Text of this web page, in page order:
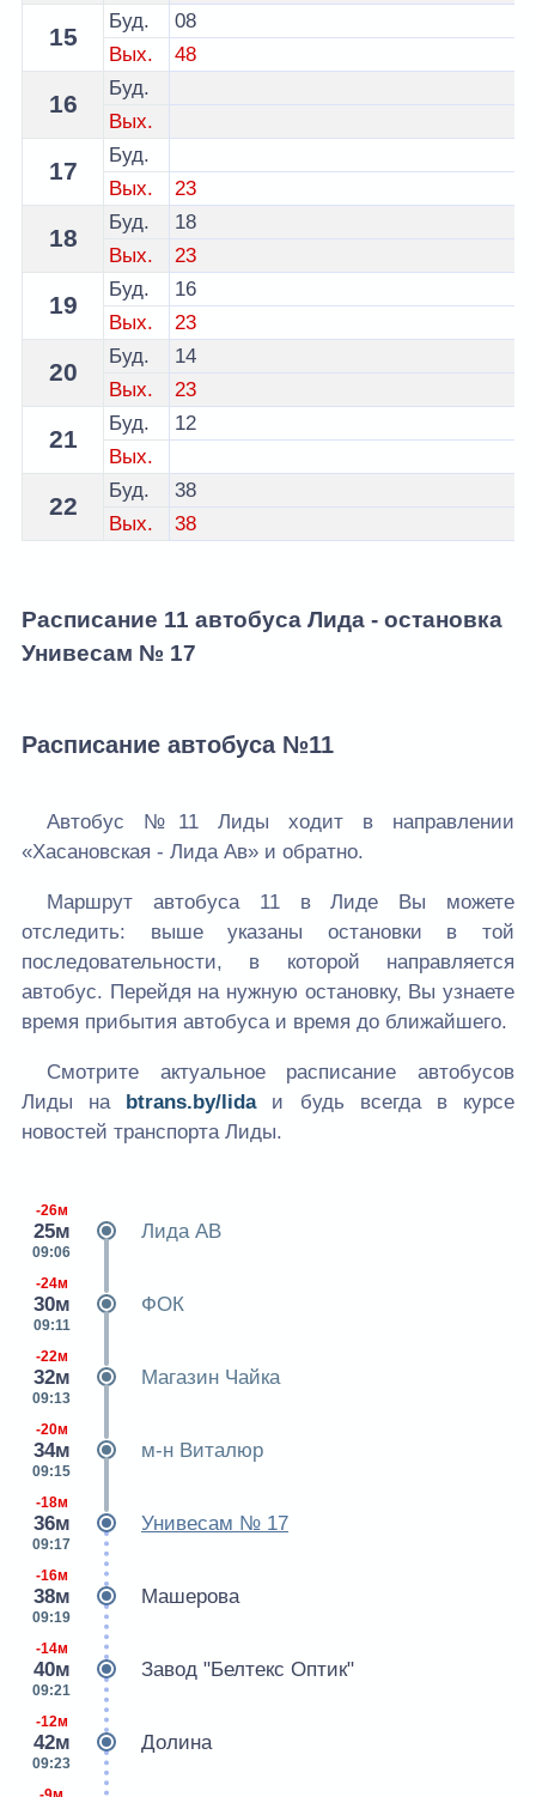
15
Буд.
08
Вых.
48
16
Буд.
Вых.
17
Буд.
Вых.
23
18
Буд.
18
Вых.
23
19
Буд.
16
Вых.
23
20
Буд.
14
Вых.
23
21
Буд.
12
Вых.
22
Буд.
38
Вых.
38
Расписание 11 автобуса Лида - остановка
Унивесам № 17
Расписание автобуса №11
Автобус №11 Лиды ходит в направлении
«Хасановская - Лида Ав» и обратно.
Маршрут автобуса 11 в Лиде Вы можете
отследить: выше указаны остановки в той
последовательности, в которой направляется
автобус. Перейдя на нужную остановку, Вы узнаете
время прибытия автобуса и время до ближайшего.
Смотрите актуальное расписание автобусов
Лиды на btrans.by/lidaи будь всегда в курсе
новостей транспорта Лиды.
-26м
25м
09:06
Лида АВ
-24м
30м
09:11
ФОК
-22м
32м
09:13
Магазин Чайка
-20м
34м
09:15
м-н Виталюр
-18м
36м
09:17
Унивесам № 17
-16м
38м
09:19
Машерова
-14м
40м
09:21
Завод "Белтекс Оптик"
-12м
42м
09:23
Долина